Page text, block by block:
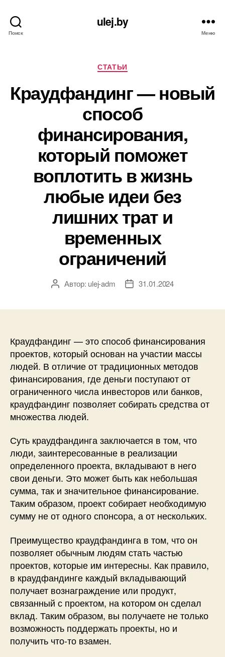
Поиск
ulej.by
Меню
Рубрики
СТАТЬИ
Краудфандинг — новый
способ
финансирования,
который поможет
воплотить в жизнь
любые идеи без
лишних трат и
временных
ограничений
АвторАвтор: ulej-adm
Дата31.01.2024
Краудфандинг — это способ финансирования
проектов, который основан на участии массы
людей. В отличие от традиционных методов
финансирования, где деньги поступают от
ограниченного числа инвесторов или банков,
краудфандинг позволяет собирать средства от
множества людей.
Суть краудфандинга заключается в том, что
люди, заинтересованные в реализации
определенного проекта, вкладывают в него
свои деньги. Это может быть как небольшая
сумма, так и значительное финансирование.
Таким образом, проект собирает необходимую
сумму не от одного спонсора, а от нескольких.
Преимущество краудфандинга в том, что он
позволяет обычным людям стать частью
проектов, которые им интересны. Как правило,
в краудфандинге каждый вкладывающий
получает вознаграждение или продукт,
связанный с проектом, на котором он сделал
вклад. Таким образом, вы получаете не только
возможность поддержать проекты, но и
получить что-то взамен.